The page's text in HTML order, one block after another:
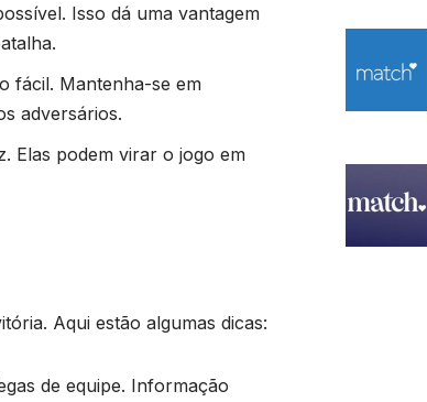
Isso dá uma vantagem
fácil. Mantenha-se em
adversários.
Elas podem virar o jogo em
Aqui estão algumas dicas:
de equipe. Informação